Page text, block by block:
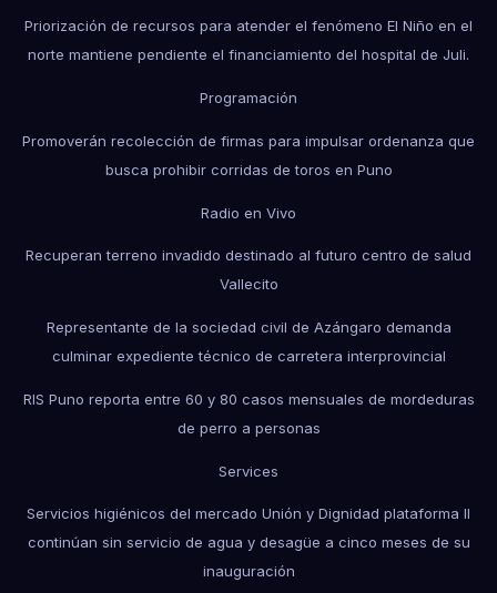
Priorización de recursos para atender el fenómeno El Niño en el
norte mantiene pendiente el financiamiento del hospital de Juli.
Programación
Promoverán recolección de firmas para impulsar ordenanza que
busca prohibir corridas de toros en Puno
Radio en Vivo
Recuperan terreno invadido destinado al futuro centro de salud
Vallecito
Representante de la sociedad civil de Azángaro demanda
culminar expediente técnico de carretera interprovincial
RIS Puno reporta entre 60 y 80 casos mensuales de mordeduras
de perro a personas
Services
Servicios higiénicos del mercado Unión y Dignidad plataforma II
continúan sin servicio de agua y desagüe a cinco meses de su
inauguración